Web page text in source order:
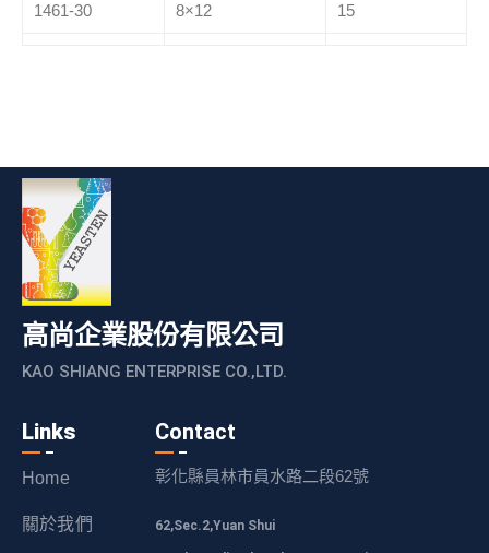
1461-30 8×12 15
高尚企業股份有限公司
KAO SHIANG ENTERPRISE CO.,LTD.
Links
Home
關於我們
Contact
彰化縣員林市員水路二段62號
62,Sec.2,Yuan Shui